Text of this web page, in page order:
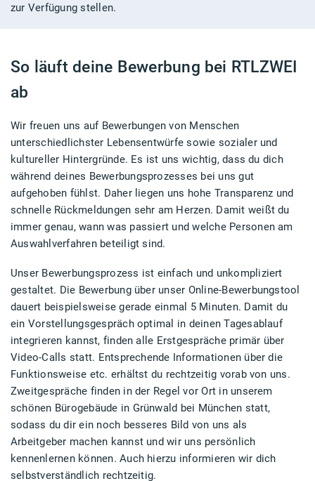
zur Verfügung stellen.
So läuft deine Bewerbung bei RTLZWEI
ab
Wir freuen uns auf Bewerbungen von Menschen
unterschiedlichster Lebensentwürfe sowie sozialer und
kultureller Hintergründe. Es ist uns wichtig, dass du dich
während deines Bewerbungsprozesses bei uns gut
aufgehoben fühlst. Daher liegen uns hohe Transparenz und
schnelle Rückmeldungen sehr am Herzen. Damit weißt du
immer genau, wann was passiert und welche Personen am
Auswahlverfahren beteiligt sind.
Unser Bewerbungsprozess ist einfach und unkompliziert
gestaltet. Die Bewerbung über unser Online-Bewerbungstool
dauert beispielsweise gerade einmal 5 Minuten. Damit du
ein Vorstellungsgespräch optimal in deinen Tagesablauf
integrieren kannst, finden alle Erstgespräche primär über
Video-Calls statt. Entsprechende Informationen über die
Funktionsweise etc. erhältst du rechtzeitig vorab von uns.
Zweitgespräche finden in der Regel vor Ort in unserem
schönen Bürogebäude in Grünwald bei München statt,
sodass du dir ein noch besseres Bild von uns als
Arbeitgeber machen kannst und wir uns persönlich
kennenlernen können. Auch hierzu informieren wir dich
selbstverständlich rechtzeitig.